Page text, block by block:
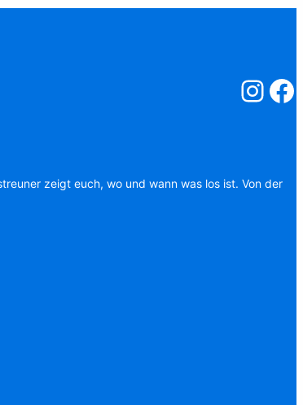
zeigt euch, wo und wann was los ist. Von der